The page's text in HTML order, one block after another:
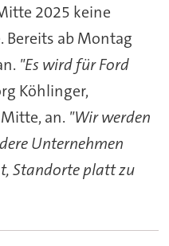
2025 keine
Bereits ab Montag
"Es wird für Ford
Köhlinger,
an. "Wir werden
Unternehmen
Standorte platt zu